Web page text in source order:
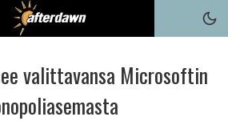
valittavansa Microsoftin